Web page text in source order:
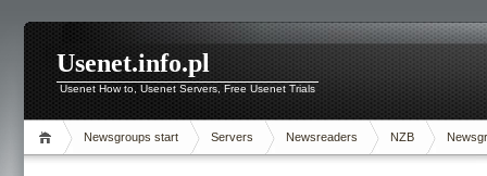
Usenet.info.pl
Usenet How to, Usenet Servers, Free Usenet Trials
Newsgroups start Servers Newsreaders NZB